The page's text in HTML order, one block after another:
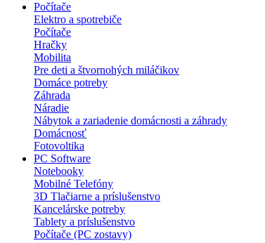
Počítače
Elektro a spotrebiče
Počítače
Hračky
Mobilita
Pre deti a štvornohých miláčikov
Domáce potreby
Záhrada
Náradie
Nábytok a zariadenie domácnosti a záhrady
Domácnosť
Fotovoltika
PC Software
Notebooky
Mobilné Telefóny
3D Tlačiarne a príslušenstvo
Kancelárske potreby
Tablety a príslušenstvo
Počítače (PC zostavy)